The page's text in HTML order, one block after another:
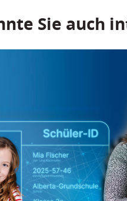
Sie auch